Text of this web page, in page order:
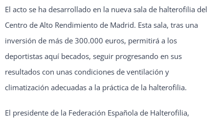
El acto se ha desarrollado en la nueva sala de halterofilia del
Centro de Alto Rendimiento de Madrid. Esta sala, tras una
inversión de más de 300.000 euros, permitirá a los
deportistas aquí becados, seguir progresando en sus
resultados con unas condiciones de ventilación y
climatización adecuadas a la práctica de la halterofilia.
El presidente de la Federación Española de Halterofilia,